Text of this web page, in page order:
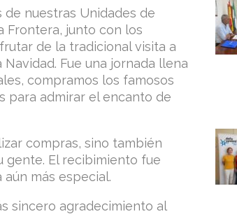
de nuestras Unidades de
Frontera, junto con los
de la tradicional visita a
Fue una jornada llena
compramos los famosos
para admirar el encanto de
compras, sino también
gente. El recibimiento fue
más especial.
sincero agradecimiento al